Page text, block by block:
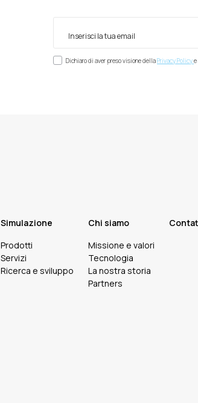
Dichiaro di aver preso visione dellaPrivacy Policy
Simulazione
Prodotti
Servizi
Ricerca e sviluppo
Chi siamo
Missione e valori
Tecnologia
La nostra storia
Partners